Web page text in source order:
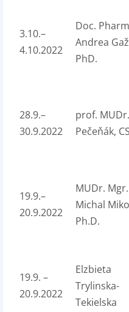
3.10.–
4.10.2022
Doc.
Andrea
PhD.
28.9.–
30.9.2022
prof.
Pečeňák,
19.9.–
20.9.2022
MUDr. Mgr.
Michal
Ph.D.
19.9. –
20.9.2022
Elzbieta
Trylinska-
Tekielska